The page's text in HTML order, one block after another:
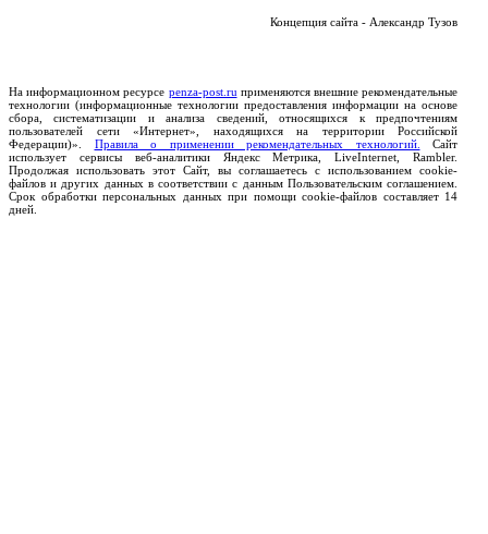
Концепция сайта - Александр Тузов
На информационном ресурсе penza-post.ru применяются внешние рекомендательные
технологии (информационные технологии предоставления информации на основе
сбора, систематизации и анализа сведений, относящихся к предпочтениям
пользователей сети «Интернет», находящихся на территории Российской
Федерации)». Правила о применении рекомендательных технологий.
Сайт
использует сервисы веб-аналитики Яндекс Метрика, LiveInternet, Rambler.
Продолжая использовать этот Сайт, вы соглашаетесь с использованием cookie-
файлов и других данных в соответствии с данным Пользовательским соглашением.
Срок обработки персональных данных при помощи cookie-файлов составляет 14
дней.